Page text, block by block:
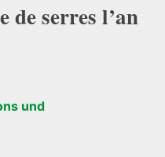
serres l’an